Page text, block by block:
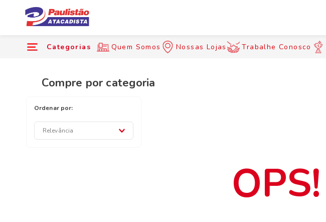
Categorias Quem Somos Nossas Lojas Trabalhe Conosco
Compre por categoria
Relevância